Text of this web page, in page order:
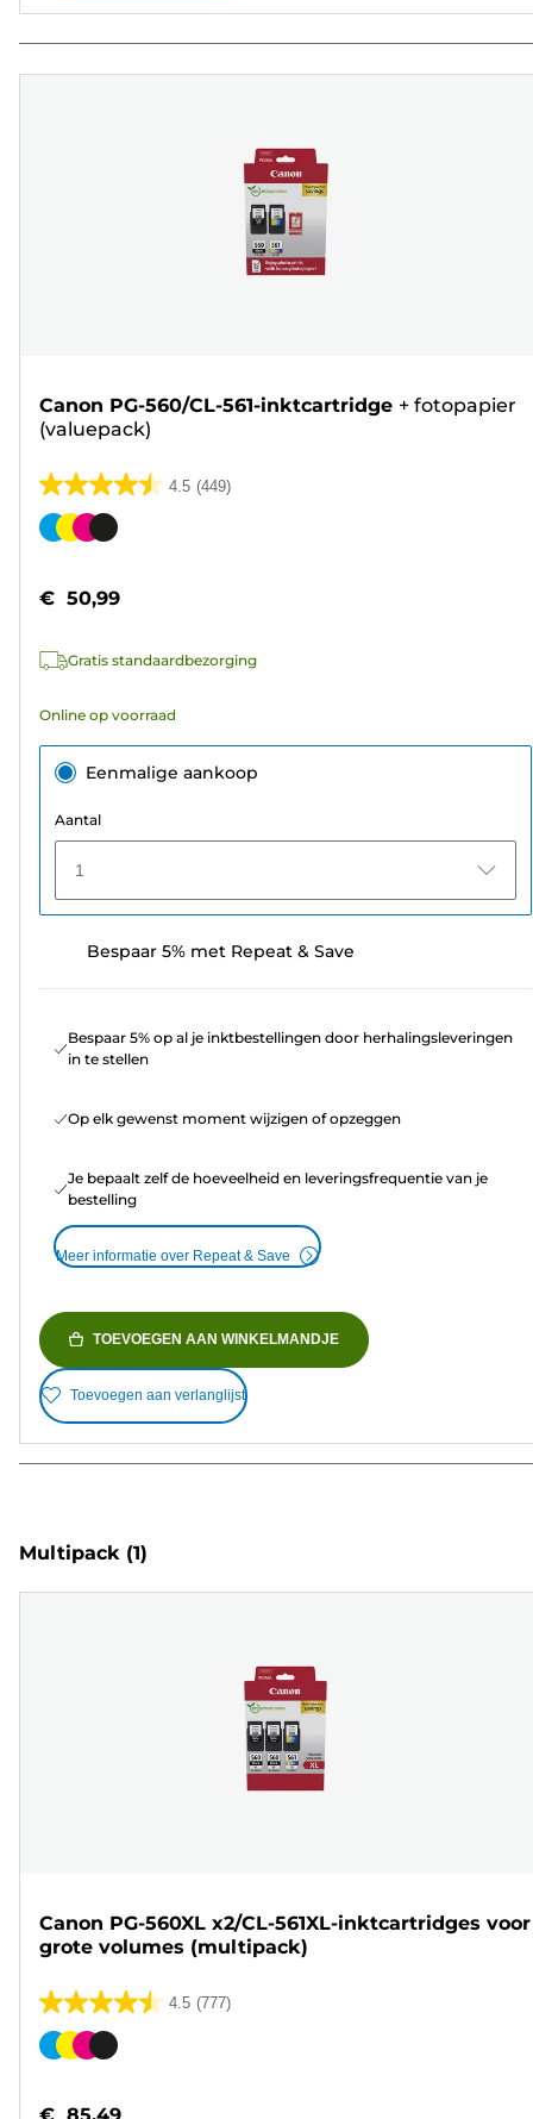
Canon PG-560/CL-561-inktcartridge + fotopapier
(valuepack)
4.5 (449)
4.5
van
sterren.
beoordelingen
Kleurencartridge
€ 50,99
Gratis standaardbezorging
Online op voorraad
Eenmalige aankoop
Aantal
1
Bespaar 5% met Repeat & Save
Bespaar 5% op al je inktbestellingen door herhalingsleveringen
in te stellen
Op elk gewenst moment wijzigen of opzeggen
Je bepaalt zelf de hoeveelheid en leveringsfrequentie van je
bestelling
Meer informatie over Repeat & Save
TOEVOEGEN AAN WINKELMANDJE
Toevoegen aan verlanglijst
Multipack (1)
Canon PG-560XL x2/CL-561XL-inktcartridges voor
grote volumes (multipack)
4.5 (777)
4.5
van
Kleurencartridge